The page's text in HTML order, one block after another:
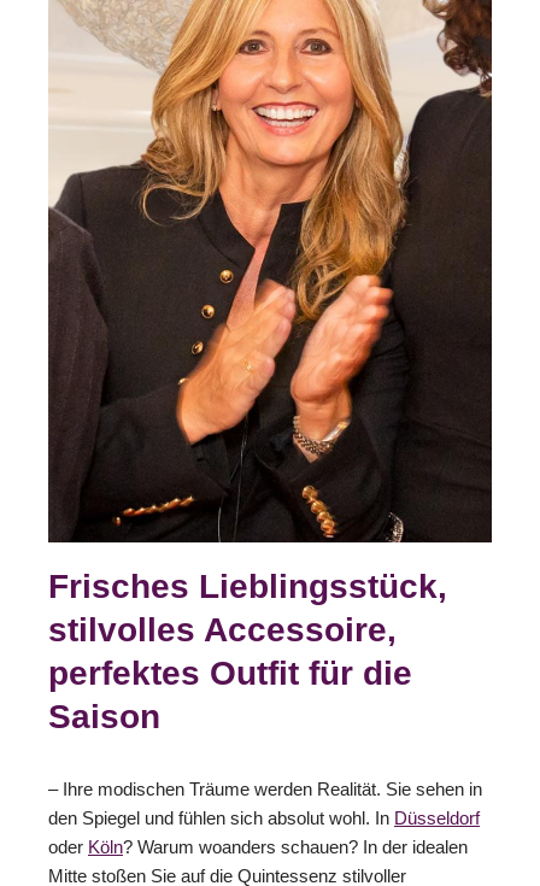
Frisches Lieblingsstück,
stilvolles Accessoire,
perfektes Outfit für die
Saison
– Ihre modischen Träume werden Realität. Sie sehen in
den Spiegel und fühlen sich absolut wohl. In Düsseldorf
oder Köln? Warum woanders schauen? In der idealen
Mitte stoßen Sie auf die Quintessenz stilvoller